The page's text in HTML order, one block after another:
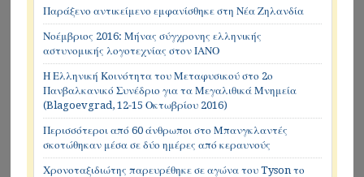
Παράξενο αντικείμενο εμφανίσθηκε στη Νέα Ζηλανδία
Νοέμβριος 2016: Μήνας σύγχρονης ελληνικής
αστυνομικής λογοτεχνίας στον ΙΑΝΟ
Η Ελληνική Κοινότητα του Μεταφυσικού στο 2ο
Πανβαλκανικό Συνέδριο για τα Μεγαλιθικά Μνημεία
(Blagoevgrad, 12-15 Οκτωβρίου 2016)
Περισσότεροι από 60 άνθρωποι στο Μπανγκλαντές
σκοτώθηκαν μέσα σε δύο ημέρες από κεραυνούς
Χρονοταξιδιώτης παρευρέθηκε σε αγώνα του Tyson το